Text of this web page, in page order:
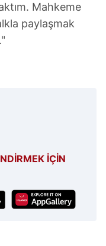
Mahkeme
paylaşmak
İÇİN